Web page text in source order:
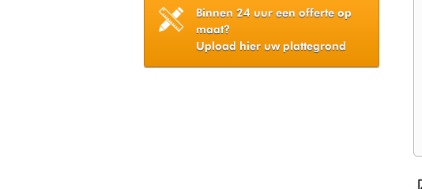
Binnen 24 uur een offerte op
maat?
Upload hier uw plattegrond